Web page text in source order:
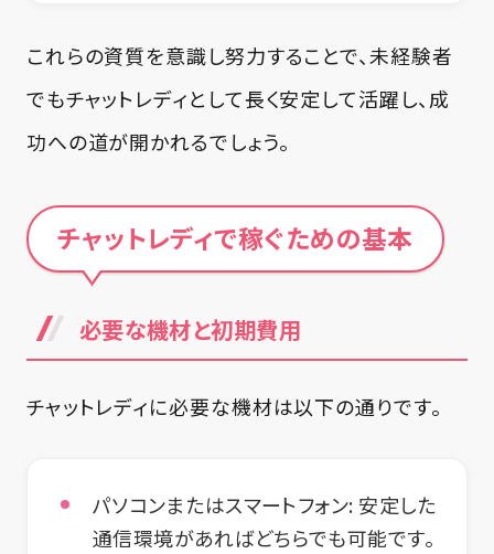
これらの資質を意識し努力することで、未経験者
でもチャットレディとして長く安定して活躍し、成
功への道が開かれるでしょう。
チャットレディで稼ぐための基本
必要な機材と初期費用
チャットレディに必要な機材は以下の通りです。
パソコンまたはスマートフォン: 安定した
通信環境があればどちらでも可能です。